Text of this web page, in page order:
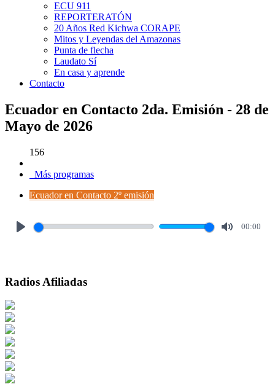
ECU 911
REPORTERATÓN
20 Años Red Kichwa CORAPE
Mitos y Leyendas del Amazonas
Punta de flecha
Laudato Sí
En casa y aprende
Contacto
Ecuador en Contacto 2da. Emisión - 28 de
Mayo de 2026
156
Más programas
Ecuador en Contacto 2º emisión
00:00
Radios Afiliadas